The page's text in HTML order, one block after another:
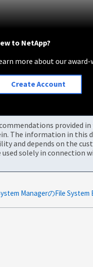
to NetApp?
more about our
Create Account
provided
The information in this
and depends on the
solely in connection